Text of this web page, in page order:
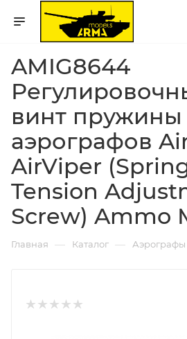
AMIG8644
винт пружины
аэрографов
AirViper
Tension
Screw) Ammo
Главная — Каталог — Аэрографы